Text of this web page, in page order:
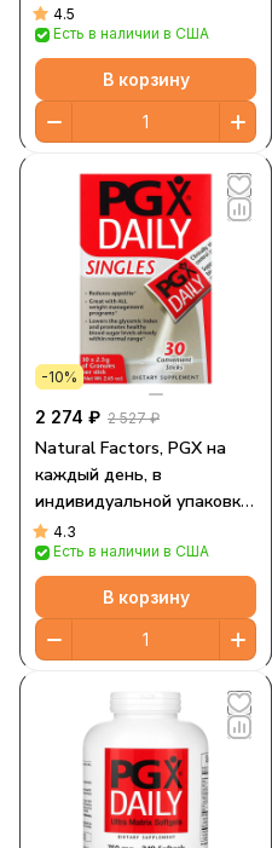
4.5
Есть в наличии в США
В корзину
-10%
2 274 ₽ 2 527 ₽
Natural Factors, PGX на
каждый день, в
индивидуальной упаковке,
неароматизированные
гранулы, 30 пакетиков, 2,5
г каждый
4.3
Есть в наличии в США
В корзину